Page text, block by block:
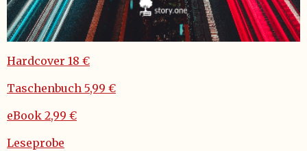
Hardcover 18 €
Taschenbuch 5,99 €
eBook 2,99 €
Leseprobe